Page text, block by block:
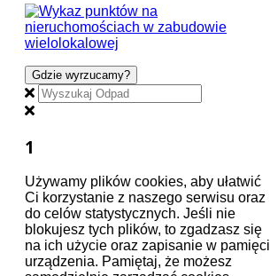
Gdzie wyrzucamy?
1
Używamy plików cookies, aby ułatwić
Ci korzystanie z naszego serwisu oraz
do celów statystycznych. Jeśli nie
blokujesz tych plików, to zgadzasz się
na ich użycie oraz zapisanie w pamięci
urządzenia. Pamiętaj, że możesz